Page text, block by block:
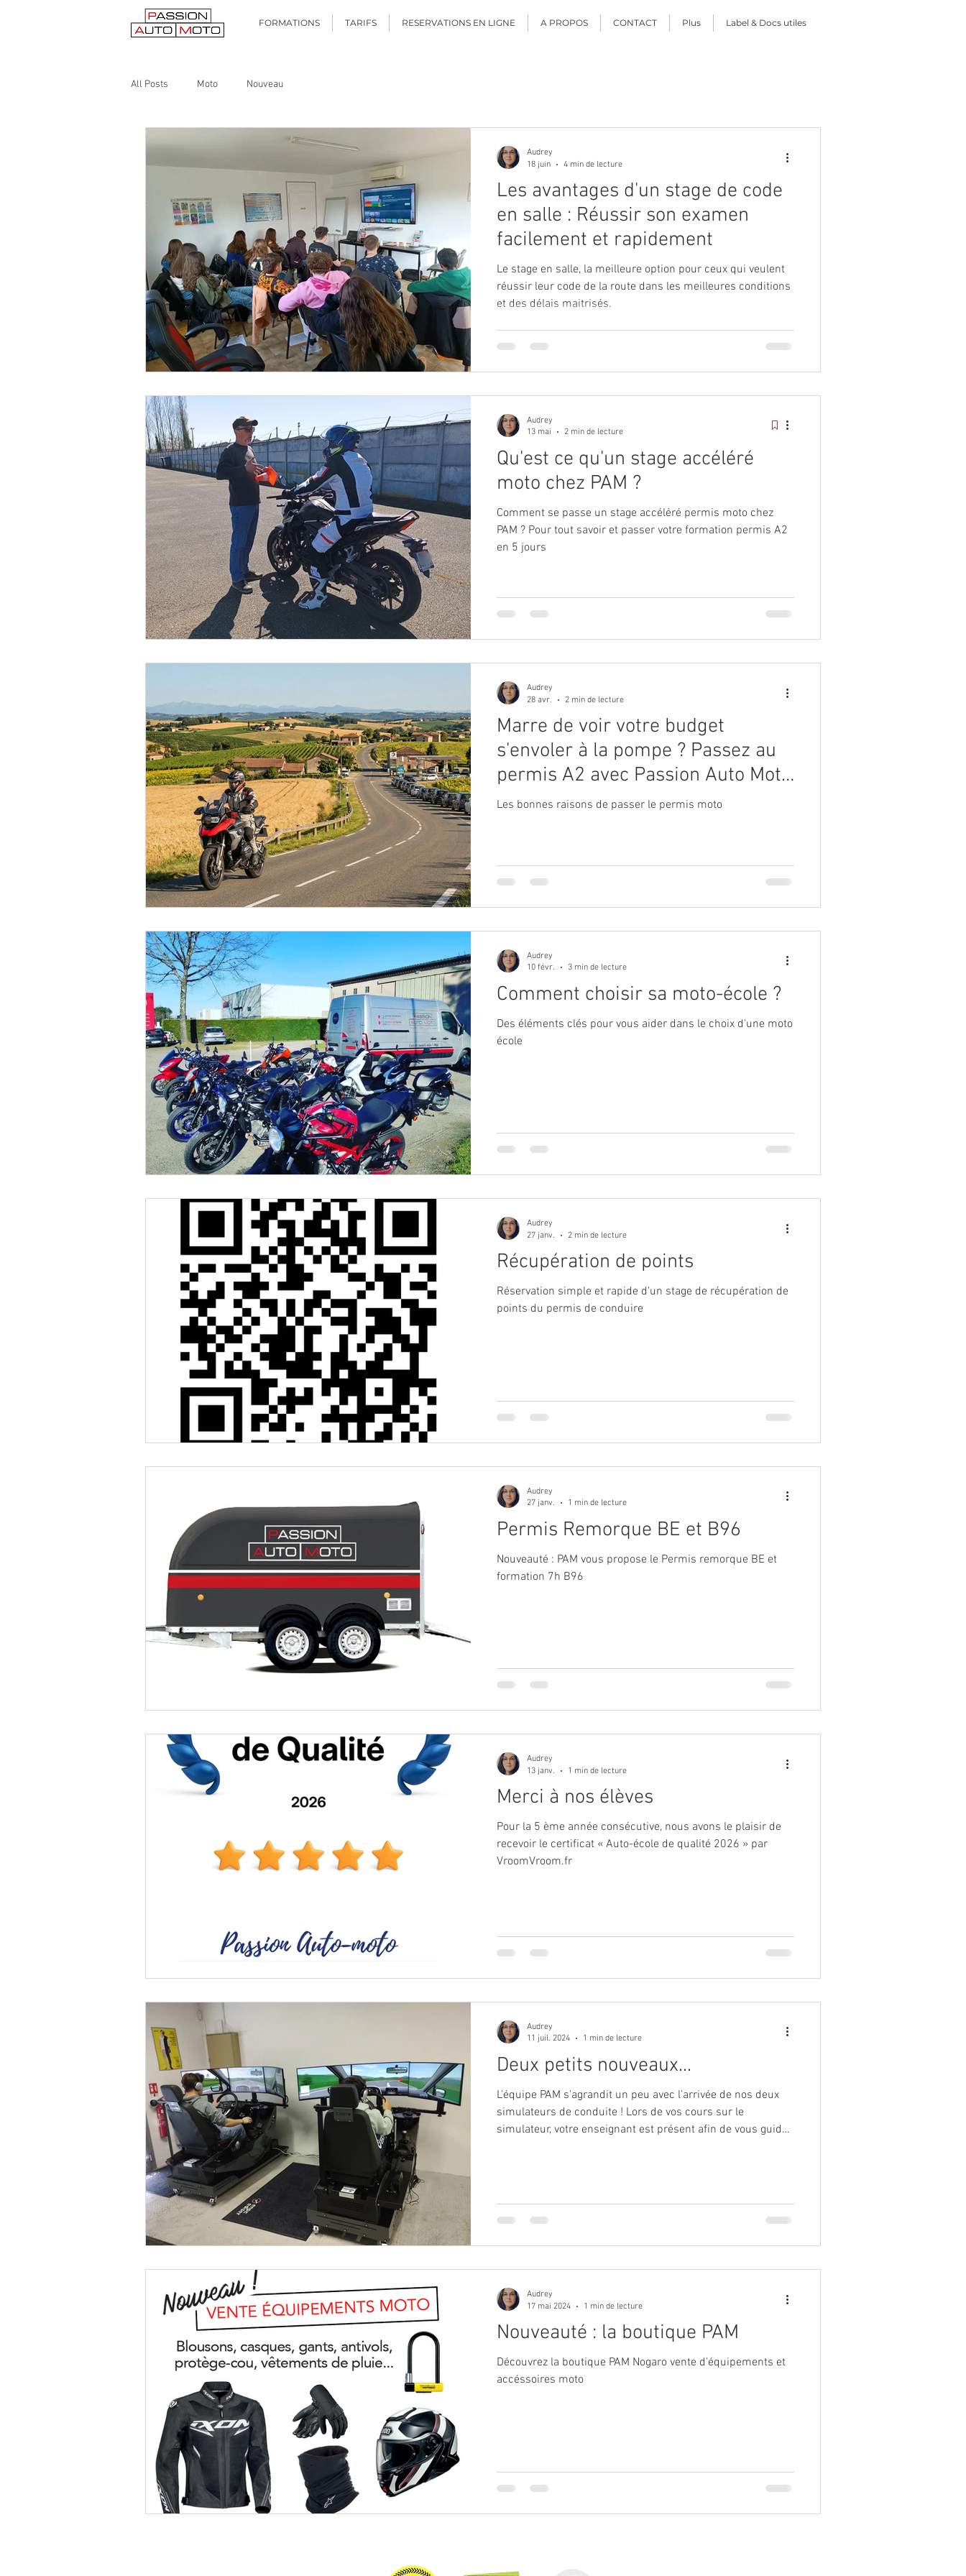
FORMATIONS TARIFS RESERVATIONS EN LIGNE A PROPOS CONTACT Plus Label & Docs utiles
All Posts Moto Nouveau
Les avantages d'un stage de code
en salle : Réussir son examen
facilement et rapidement
Le stage en salle, la meilleure option pour ceux qui veulent
réussir leur code de la route dans les meilleures conditions
et des délais maitrisés.
Audrey
18 juin
4 min de lecture
Qu'est ce qu'un stage accéléré
moto chez PAM ?
Comment se passe un stage accéléré permis moto chez
PAM ? Pour tout savoir et passer votre formation permis A2
en 5 jours
Audrey
13 mai
2 min de lecture
Marre de voir votre budget
s'envoler à la pompe ? Passez au
permis A2 avec Passion Auto Moto
à Nogaro et découvrez la liberté !
Les bonnes raisons de passer le permis moto
Audrey
28 avr.
2 min de lecture
Comment choisir sa moto-école ?
Des éléments clés pour vous aider dans le choix d'une moto
école
Audrey
10 févr.
3 min de lecture
Récupération de points
Réservation simple et rapide d'un stage de récupération de
points du permis de conduire
Audrey
27 janv.
2 min de lecture
Permis Remorque BE et B96
Nouveauté : PAM vous propose le Permis remorque BE et
formation 7h B96
Audrey
27 janv.
1 min de lecture
Merci à nos élèves
Pour la 5 ème année consécutive, nous avons le plaisir de
recevoir le certificat « Auto-école de qualité 2026 » par
VroomVroom.fr
Audrey
13 janv.
1 min de lecture
Deux petits nouveaux...
L'équipe PAM s'agrandit un peu avec l'arrivée de nos deux
simulateurs de conduite ! Lors de vos cours sur le
simulateur, votre enseignant est présent afin de vous guider
de situations et bien sur simulation de conditions de
Audrey
11 juil. 2024
1 min de lecture
Nouveauté : la boutique PAM
Découvrez la boutique PAM Nogaro vente d'équipements et
accéssoires moto
Audrey
17 mai 2024
1 min de lecture